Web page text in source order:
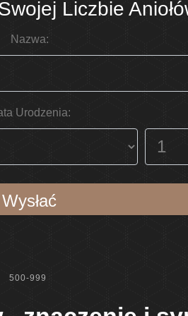
Liczbie
Nazwa:
Urodzenia:
Wysłać
500-999